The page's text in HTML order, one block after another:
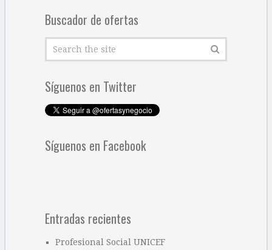
Buscador de ofertas
Síguenos en Twitter
Síguenos en Facebook
Entradas recientes
Profesional Social UNICEF